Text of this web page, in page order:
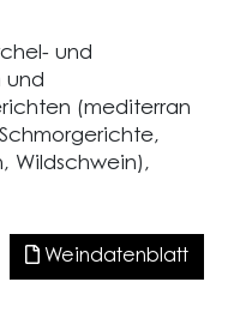
und
und
(mediterran
Wildschwein),
Weindatenblatt